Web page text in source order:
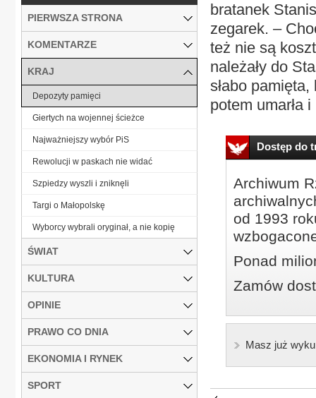
bratanek
zegarek. –
też nie są
należały do
słabo
potem umarła
Dostęp do
Archiwum
od 1993
Ponad
Zamów
Masz już
PIERWSZA STRONA
KOMENTARZE
KRAJ
Depozyty pamięci
Giertych na wojennej ścieżce
Najważniejszy wybór PiS
Rewolucji w paskach nie widać
Szpiedzy wyszli i zniknęli
Targi o Małopolskę
Wyborcy wybrali oryginał, a nie kopię
ŚWIAT
KULTURA
OPINIE
PRAWO CO DNIA
EKONOMIA I RYNEK
SPORT